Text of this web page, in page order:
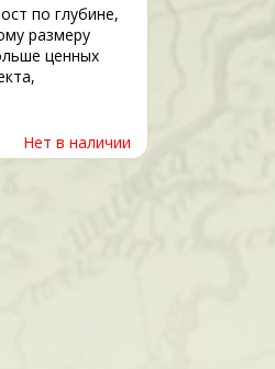
по глубине,
размеру
ценных
Нет в наличии